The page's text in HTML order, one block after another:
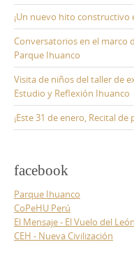
¡Un nuevo hito
Conversatorios en el marco
Parque Ihuanco
Visita de niños del taller de
Estudio y Reflexión Ihuanco
¡Este 31 de enero, Recital
facebook
Parque Ihuanco
CoPeHU Perú
El Mensaje - El Vuelo del
CEH - Nueva Civilización